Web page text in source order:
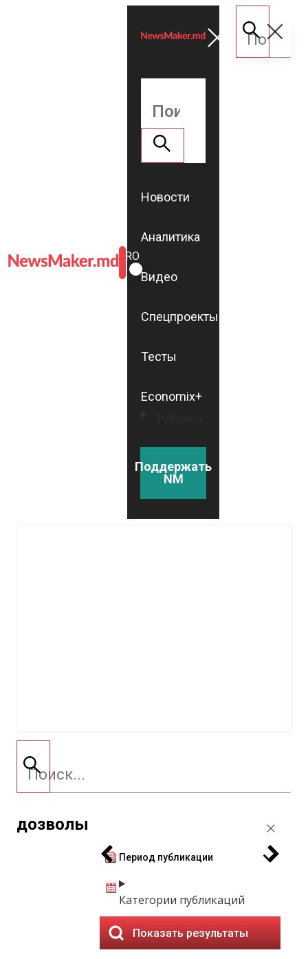
ROMÂNĂ
RU
Новости
Аналитика
Видео
Спецпроекты
Тесты
Economix+
Поддержать
NM
дозволы
Период публикации
Категории публикаций
Показать результаты